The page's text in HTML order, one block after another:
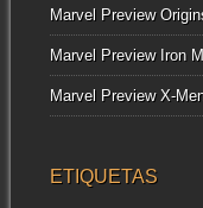
Marvel Preview
Marvel Preview Iron
Marvel Preview X-
ETIQUETAS